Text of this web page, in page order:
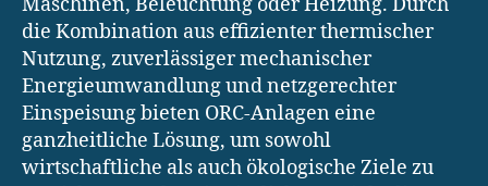
die Kombination aus effizienter thermischer
Nutzung, zuverlässiger mechanischer
Energieumwandlung und netzgerechter
Einspeisung bieten ORC-Anlagen eine
ganzheitliche Lösung, um sowohl
wirtschaftliche als auch ökologische Ziele zu